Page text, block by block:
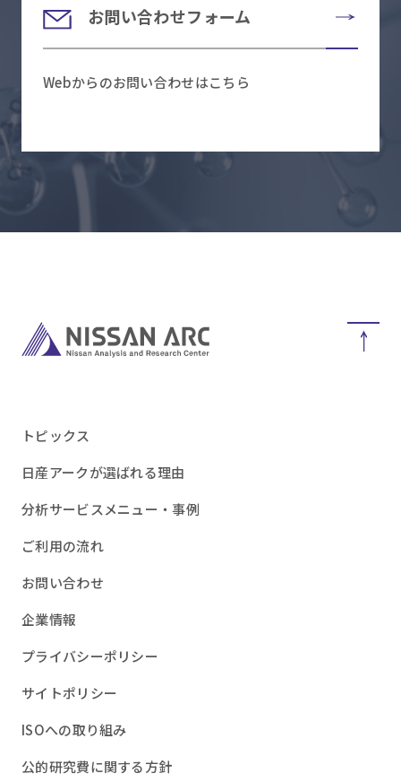
お問い合わせフォーム
Webからのお問い合わせはこちら
トピックス
日産アークが選ばれる理由
分析サービスメニュー・事例
ご利用の流れ
お問い合わせ
企業情報
プライバシーポリシー
サイトポリシー
ISOへの取り組み
公的研究費に関する方針